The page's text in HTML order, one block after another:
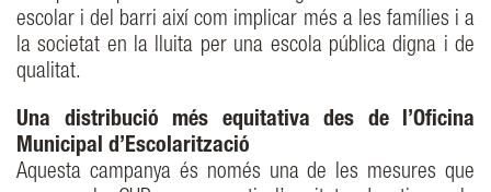
escolar i del barri així com implicar més a les famílies i a
la societat en la lluita per una escola pública digna i de
qualitat.
Una distribució més equitativa des de l’Oficina
Municipal d’Escolarització
Aquesta campanya és només una de les mesures que